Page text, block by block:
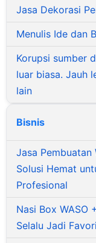
Jasa Dekorasi
Menulis Ide dan
Korupsi sumber
luar biasa. Jauh
lain
Bisnis
Jasa Pembuatan
Solusi Hemat
Profesional
Nasi Box WASO
Selalu Jadi